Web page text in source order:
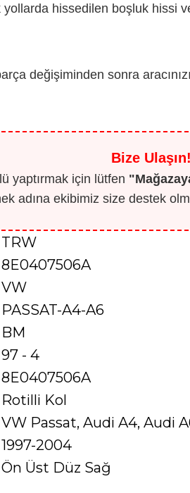
yollarda hissedilen boşluk hissi
değişiminden sonra
Bize Ulaşın!
yaptırmak için lütfen
adına ekibimiz size destek
TRW
8E0407506A
VW
PASSAT-A4-A6
BM
97 - 4
8E0407506A
Rotilli Kol
VW Passat, Audi A4, Audi
1997-2004
Ön Üst Düz Sağ